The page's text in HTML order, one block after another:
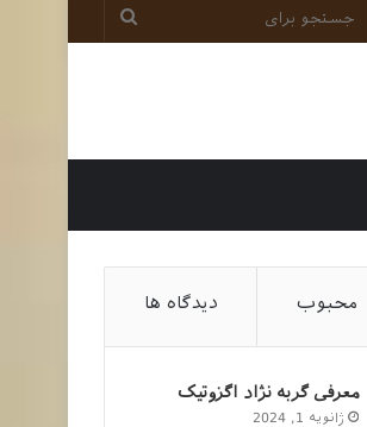
جستجو
محبوب دیدگاه ها
معرفی گربه نژاد اگزوتیک
ژانویه 1, 2024